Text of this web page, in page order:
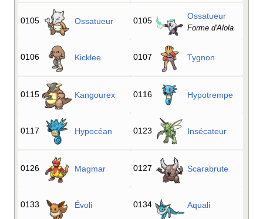
0105 Ossatueur 0105 Ossatueur
Forme d'Alola
0106 Kicklee 0107 Tygnon
0115 Kangourex 0116 Hypotrempe
0117 Hypocéan 0123 Insécateur
0126 Magmar 0127 Scarabrute
0133 Évoli 0134 Aquali